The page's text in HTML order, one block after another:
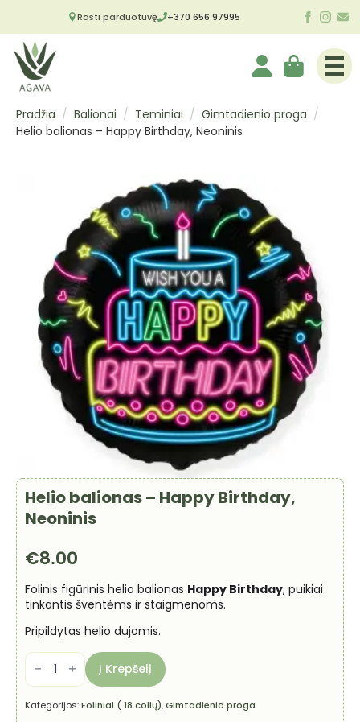
Rasti parduotuvę +370 656 97995
Pradžia Balionai Teminiai
Gimtadienio proga
Helio balionas – Happy Birthday, Neoninis
Helio balionas – Happy Birthday,
Neoninis
€8.00
Folinis figūrinis helio balionas Happy Birthday, puikiai
tinkantis šventėms ir staigmenoms.
Pripildytas helio dujomis.
produkto
kiekis:
Helio
balionas
-
Happy
Į Krepšelį
Kategorijos:Foliniai ( 18 colių),Gimtadienio proga